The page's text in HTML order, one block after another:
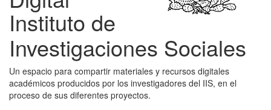
Instituto de
Investigaciones Sociales
Un espacio para compartir materiales y recursos digitales
académicos producidos por los investigadores del IIS, en el
proceso de sus diferentes proyectos.